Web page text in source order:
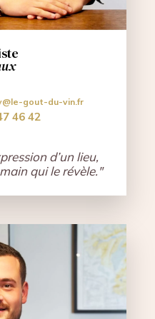
gout-du-vin.fr
46 42
d’un lieu,
qui le révèle."